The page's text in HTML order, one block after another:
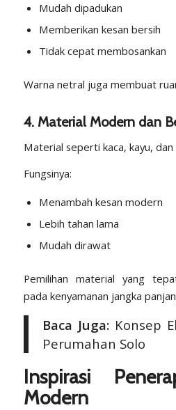
Mudah dipadukan
Memberikan kesan bersih
Tidak cepat membosankan
Warna netral juga membuat
4. Material Modern dan
Material seperti kaca, kayu,
Fungsinya:
Menambah kesan modern
Lebih tahan lama
Mudah dirawat
Pemilihan material yang
pada kenyamanan jangka
Baca Juga: Konsep
Perumahan Solo
Inspirasi
Modern